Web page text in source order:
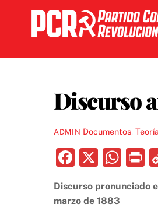
content
Discurso
ADMIN Documentos ,Teoría
F
c
X
W
at
P
Discurso pronunciado
marzo de 1883